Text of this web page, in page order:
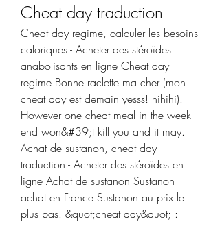
Cheat day traduction
Cheat day regime, calculer les besoins
caloriques - Acheter des stéroïdes
anabolisants en ligne Cheat day
regime Bonne raclette ma cher (mon
cheat day est demain yesss! hihihi).
However one cheat meal in the week-
end won&#39;t kill you and it may.
Achat de sustanon, cheat day
traduction - Acheter des stéroïdes en
ligne Achat de sustanon Sustanon
achat en France Sustanon au prix le
plus bas. &quot;cheat day&quot; :